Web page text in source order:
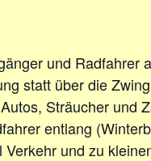
und Radfahrer
statt über die
Sträucher und
entlang
und zu